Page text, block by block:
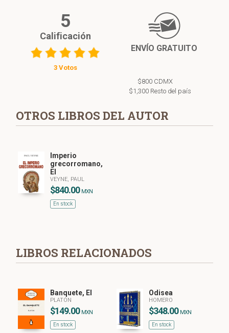
5
Calificación
3 Votos
ENVÍO GRATUITO
$800 CDMX
$1,300 Resto del país
OTROS LIBROS DEL AUTOR
Imperio
grecorromano,
El
VEYNE, PAUL
$840.00 MXN
En stock
LIBROS RELACIONADOS
Banquete, El
PLATÓN
$149.00 MXN
En stock
Odisea
HOMERO
$348.00 MXN
En stock